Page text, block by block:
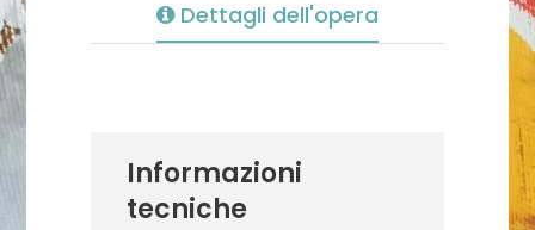
Dettagli dell'opera
Informazioni
tecniche